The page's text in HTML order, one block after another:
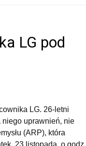
LG pod
LG. 26-letni
niego uprawnień, nie
(ARP), która
23 listopada, o godz.